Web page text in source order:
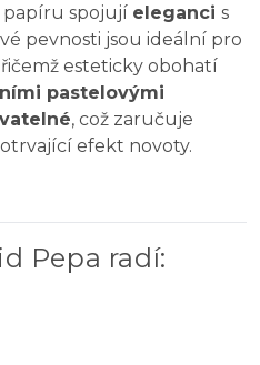
spojují eleganci s
pevnosti jsou ideální pro
esteticky obohatí
pastelovými
, což zaručuje
efekt novoty.
Pepa radí: